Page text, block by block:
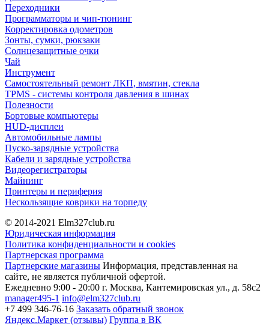
Переходники
Программаторы и чип-тюнинг
Корректировка одометров
Зонты, сумки, рюкзаки
Солнцезащитные очки
Чай
Инструмент
Самостоятельный ремонт ЛКП, вмятин, стекла
TPMS - системы контроля давления в шинах
Полезности
Бортовые компьютеры
HUD-дисплеи
Автомобильные лампы
Пуско-зарядные устройства
Кабели и зарядные устройства
Видеорегистраторы
Майнинг
Принтеры и периферия
Нескользящие коврики на торпеду
© 2014-2021 Elm327club.ru
Юридическая информация
Политика конфиденциальности и cookies
Партнерская программа
Партнерские магазины Информация, представленная на
сайте, не является публичной офертой.
Ежедневно 9:00 - 20:00 г. Москва, Кантемировская ул., д. 58с2
manager495-1 info@elm327club.ru
+7 499 346-76-16 Заказать обратный звонок
Яндекс.Маркет (отзывы) Группа в ВК